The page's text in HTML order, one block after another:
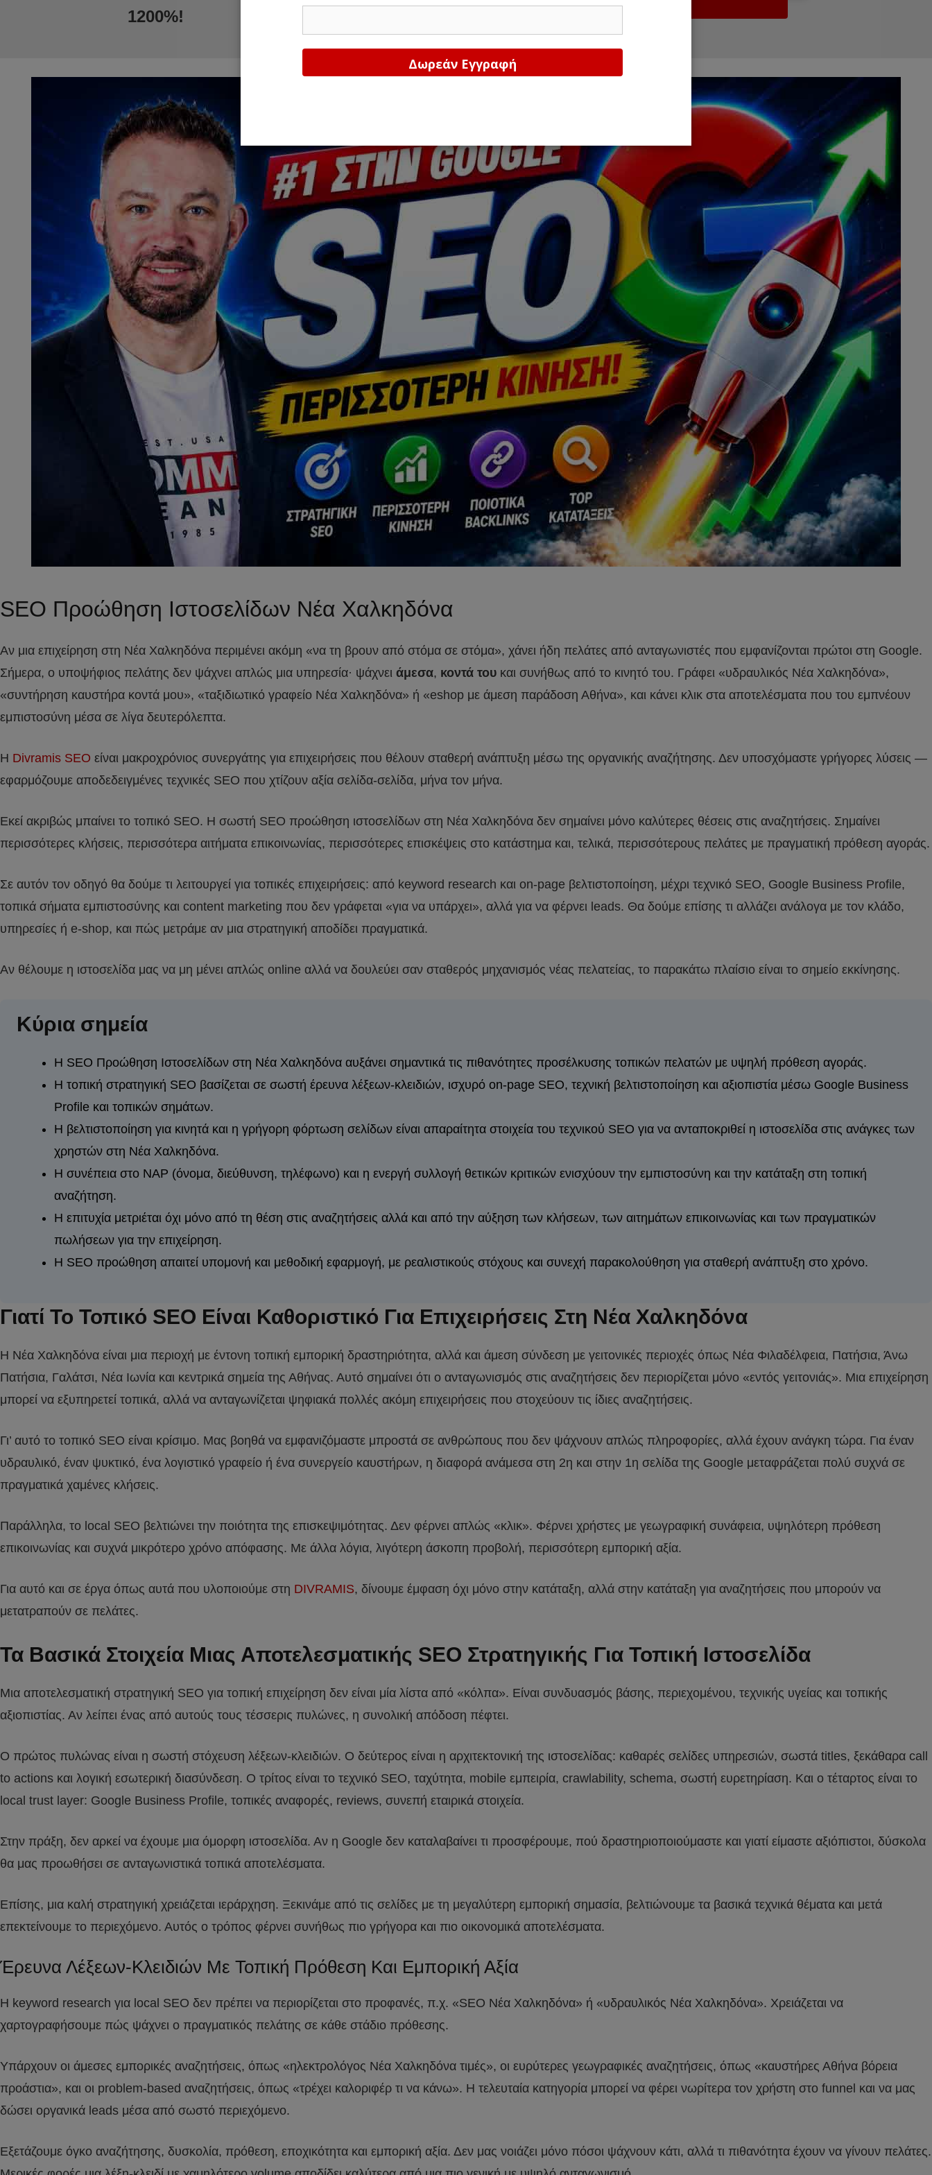
1200%!
SEO Προώθηση Ιστοσελίδων Νέα Χαλκηδόνα
Αν μια επιχείρηση στη Νέα Χαλκηδόνα περιμένει ακόμη «να τη βρουν από στόμα σε στόμα», χάνει ήδη πελάτες από ανταγωνιστές που εμφανίζονται πρώτοι στη Google.
Σήμερα, ο υποψήφιος πελάτης δεν ψάχνει απλώς μια υπηρεσία· ψάχνει άμεσα, κοντά του και συνήθως από το κινητό του. Γράφει «υδραυλικός Νέα Χαλκηδόνα»,
«συντήρηση καυστήρα κοντά μου», «ταξιδιωτικό γραφείο Νέα Χαλκηδόνα» ή «eshop με άμεση παράδοση Αθήνα», και κάνει κλικ στα αποτελέσματα που του εμπνέουν
εμπιστοσύνη μέσα σε λίγα δευτερόλεπτα.
Η Divramis SEO είναι μακροχρόνιος συνεργάτης για επιχειρήσεις που θέλουν σταθερή ανάπτυξη μέσω της οργανικής αναζήτησης. Δεν υποσχόμαστε γρήγορες λύσεις —
εφαρμόζουμε αποδεδειγμένες τεχνικές SEO που χτίζουν αξία σελίδα-σελίδα, μήνα τον μήνα.
Εκεί ακριβώς μπαίνει το τοπικό SEO. Η σωστή SEO προώθηση ιστοσελίδων στη Νέα Χαλκηδόνα δεν σημαίνει μόνο καλύτερες θέσεις στις αναζητήσεις. Σημαίνει
περισσότερες κλήσεις, περισσότερα αιτήματα επικοινωνίας, περισσότερες επισκέψεις στο κατάστημα και, τελικά, περισσότερους πελάτες με πραγματική πρόθεση αγοράς.
Σε αυτόν τον οδηγό θα δούμε τι λειτουργεί για τοπικές επιχειρήσεις: από keyword research και on-page βελτιστοποίηση, μέχρι τεχνικό SEO, Google Business Profile,
τοπικά σήματα εμπιστοσύνης και content marketing που δεν γράφεται «για να υπάρχει», αλλά για να φέρνει leads. Θα δούμε επίσης τι αλλάζει ανάλογα με τον κλάδο,
υπηρεσίες ή e-shop, και πώς μετράμε αν μια στρατηγική αποδίδει πραγματικά.
Αν θέλουμε η ιστοσελίδα μας να μη μένει απλώς online αλλά να δουλεύει σαν σταθερός μηχανισμός νέας πελατείας, το παρακάτω πλαίσιο είναι το σημείο εκκίνησης.
Κύρια σημεία
Η SEO Προώθηση Ιστοσελίδων στη Νέα Χαλκηδόνα αυξάνει σημαντικά τις πιθανότητες προσέλκυσης τοπικών πελατών με υψηλή πρόθεση αγοράς.
Η τοπική στρατηγική SEO βασίζεται σε σωστή έρευνα λέξεων-κλειδιών, ισχυρό on-page SEO, τεχνική βελτιστοποίηση και αξιοπιστία μέσω Google Business
Profile και τοπικών σημάτων.
Η βελτιστοποίηση για κινητά και η γρήγορη φόρτωση σελίδων είναι απαραίτητα στοιχεία του τεχνικού SEO για να ανταποκριθεί η ιστοσελίδα στις ανάγκες των
χρηστών στη Νέα Χαλκηδόνα.
Η συνέπεια στο NAP (όνομα, διεύθυνση, τηλέφωνο) και η ενεργή συλλογή θετικών κριτικών ενισχύουν την εμπιστοσύνη και την κατάταξη στη τοπική
αναζήτηση.
Η επιτυχία μετριέται όχι μόνο από τη θέση στις αναζητήσεις αλλά και από την αύξηση των κλήσεων, των αιτημάτων επικοινωνίας και των πραγματικών
πωλήσεων για την επιχείρηση.
Η SEO προώθηση απαιτεί υπομονή και μεθοδική εφαρμογή, με ρεαλιστικούς στόχους και συνεχή παρακολούθηση για σταθερή ανάπτυξη στο χρόνο.
Γιατί Το Τοπικό SEO Είναι Καθοριστικό Για Επιχειρήσεις Στη Νέα Χαλκηδόνα
Η Νέα Χαλκηδόνα είναι μια περιοχή με έντονη τοπική εμπορική δραστηριότητα, αλλά και άμεση σύνδεση με γειτονικές περιοχές όπως Νέα Φιλαδέλφεια, Πατήσια, Άνω
Πατήσια, Γαλάτσι, Νέα Ιωνία και κεντρικά σημεία της Αθήνας. Αυτό σημαίνει ότι ο ανταγωνισμός στις αναζητήσεις δεν περιορίζεται μόνο «εντός γειτονιάς». Μια επιχείρηση
μπορεί να εξυπηρετεί τοπικά, αλλά να ανταγωνίζεται ψηφιακά πολλές ακόμη επιχειρήσεις που στοχεύουν τις ίδιες αναζητήσεις.
Γι’ αυτό το τοπικό SEO είναι κρίσιμο. Μας βοηθά να εμφανιζόμαστε μπροστά σε ανθρώπους που δεν ψάχνουν απλώς πληροφορίες, αλλά έχουν ανάγκη τώρα. Για έναν
υδραυλικό, έναν ψυκτικό, ένα λογιστικό γραφείο ή ένα συνεργείο καυστήρων, η διαφορά ανάμεσα στη 2η και στην 1η σελίδα της Google μεταφράζεται πολύ συχνά σε
πραγματικά χαμένες κλήσεις.
Παράλληλα, το local SEO βελτιώνει την ποιότητα της επισκεψιμότητας. Δεν φέρνει απλώς «κλικ». Φέρνει χρήστες με γεωγραφική συνάφεια, υψηλότερη πρόθεση
επικοινωνίας και συχνά μικρότερο χρόνο απόφασης. Με άλλα λόγια, λιγότερη άσκοπη προβολή, περισσότερη εμπορική αξία.
Για αυτό και σε έργα όπως αυτά που υλοποιούμε στη DIVRAMIS, δίνουμε έμφαση όχι μόνο στην κατάταξη, αλλά στην κατάταξη για αναζητήσεις που μπορούν να
μετατραπούν σε πελάτες.
Τα Βασικά Στοιχεία Μιας Αποτελεσματικής SEO Στρατηγικής Για Τοπική Ιστοσελίδα
Μια αποτελεσματική στρατηγική SEO για τοπική επιχείρηση δεν είναι μία λίστα από «κόλπα». Είναι συνδυασμός βάσης, περιεχομένου, τεχνικής υγείας και τοπικής
αξιοπιστίας. Αν λείπει ένας από αυτούς τους τέσσερις πυλώνες, η συνολική απόδοση πέφτει.
Ο πρώτος πυλώνας είναι η σωστή στόχευση λέξεων-κλειδιών. Ο δεύτερος είναι η αρχιτεκτονική της ιστοσελίδας: καθαρές σελίδες υπηρεσιών, σωστά titles, ξεκάθαρα call
to actions και λογική εσωτερική διασύνδεση. Ο τρίτος είναι το τεχνικό SEO, ταχύτητα, mobile εμπειρία, crawlability, schema, σωστή ευρετηρίαση. Και ο τέταρτος είναι το
local trust layer: Google Business Profile, τοπικές αναφορές, reviews, συνεπή εταιρικά στοιχεία.
Στην πράξη, δεν αρκεί να έχουμε μια όμορφη ιστοσελίδα. Αν η Google δεν καταλαβαίνει τι προσφέρουμε, πού δραστηριοποιούμαστε και γιατί είμαστε αξιόπιστοι, δύσκολα
θα μας προωθήσει σε ανταγωνιστικά τοπικά αποτελέσματα.
Επίσης, μια καλή στρατηγική χρειάζεται ιεράρχηση. Ξεκινάμε από τις σελίδες με τη μεγαλύτερη εμπορική σημασία, βελτιώνουμε τα βασικά τεχνικά θέματα και μετά
επεκτείνουμε το περιεχόμενο. Αυτός ο τρόπος φέρνει συνήθως πιο γρήγορα και πιο οικονομικά αποτελέσματα.
Έρευνα Λέξεων-Κλειδιών Με Τοπική Πρόθεση Και Εμπορική Αξία
Η keyword research για local SEO δεν πρέπει να περιορίζεται στο προφανές, π.χ. «SEO Νέα Χαλκηδόνα» ή «υδραυλικός Νέα Χαλκηδόνα». Χρειάζεται να
χαρτογραφήσουμε πώς ψάχνει ο πραγματικός πελάτης σε κάθε στάδιο πρόθεσης.
Υπάρχουν οι άμεσες εμπορικές αναζητήσεις, όπως «ηλεκτρολόγος Νέα Χαλκηδόνα τιμές», οι ευρύτερες γεωγραφικές αναζητήσεις, όπως «καυστήρες Αθήνα βόρεια
προάστια», και οι problem-based αναζητήσεις, όπως «τρέχει καλοριφέρ τι να κάνω». Η τελευταία κατηγορία μπορεί να φέρει νωρίτερα τον χρήστη στο funnel και να μας
δώσει οργανικά leads μέσα από σωστό περιεχόμενο.
Εξετάζουμε όγκο αναζήτησης, δυσκολία, πρόθεση, εποχικότητα και εμπορική αξία. Δεν μας νοιάζει μόνο πόσοι ψάχνουν κάτι, αλλά τι πιθανότητα έχουν να γίνουν πελάτες.